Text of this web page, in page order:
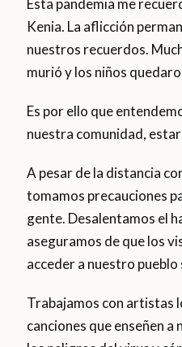
Esta pandemia me
Kenia. La aflicción
nuestros recuerdos.
murió y los niños
Es por ello que
nuestra comunidad,
A pesar de la distancia
tomamos precauciones
gente. Desalentamos el
aseguramos de que los
acceder a nuestro
Trabajamos con artistas
canciones que enseñen